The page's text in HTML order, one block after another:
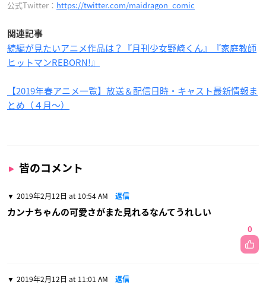
公式Twitter： https://twitter.com/maidragon_comic
関連記事
続編が見たいアニメ作品は？『月刊少女野崎くん』『家庭教師
ヒットマンREBORN!』
【2019年春アニメ一覧】放送＆配信日時・キャスト最新情報ま
とめ（４月〜）
皆のコメント
2019年2月12日 at 10:54 AM 返信
カンナちゃんの可愛さがまた見れるなんてうれしい
0
2019年2月12日 at 11:01 AM 返信